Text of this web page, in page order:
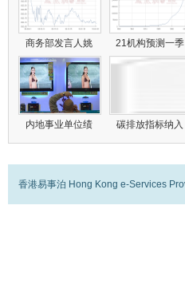
商务部发言人姚 21机构预测一季
内地事业单位绩 碳排放指标纳入
香港易事泊 Hong Kong e-Services